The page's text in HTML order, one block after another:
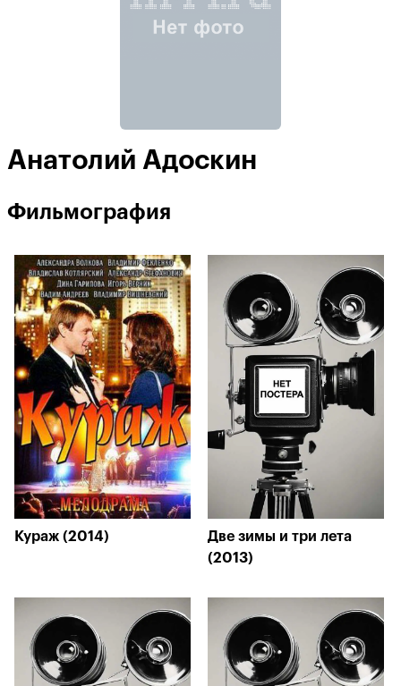
Анатолий Адоскин
Фильмография
Кураж (2014)
Две зимы и три лета
(2013)